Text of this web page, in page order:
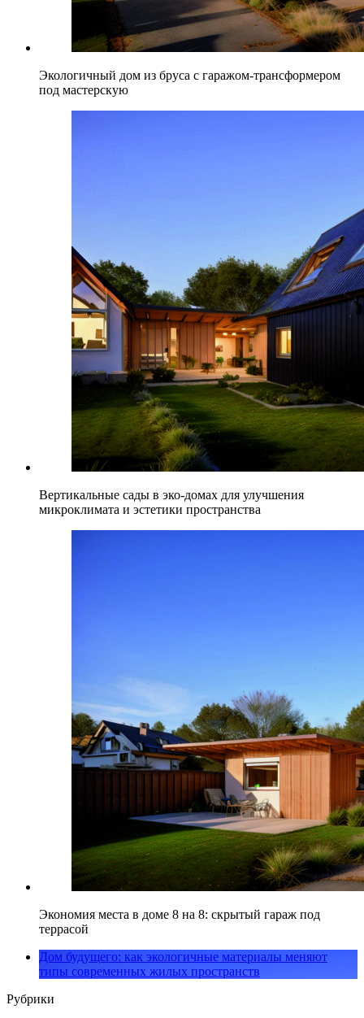
Экологичный дом из бруса с гаражом-трансформером
под мастерскую
Вертикальные сады в эко-домах для улучшения
микроклимата и эстетики пространства
Экономия места в доме 8 на 8: скрытый гараж под
террасой
Дом будущего: как экологичные материалы меняют
типы современных жилых пространств
Рубрики